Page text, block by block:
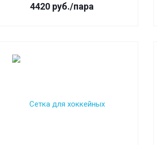
4420 руб./пара